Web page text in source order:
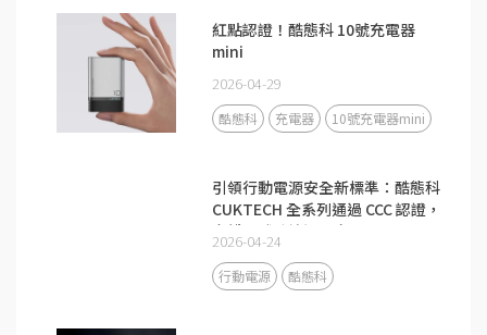
紅點認證！酷態科 10號充電器
mini
2026-04-29
酷態科 充電器 10號充電器mini
引領行動電源安全新標準：酷態科
CUKTECH 全系列通過 CCC 認證，
守護全球跨境通關安全
2026-04-24
行動電源 酷態科